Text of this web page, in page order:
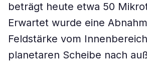
beträgt heute etwa 50
Erwartet wurde eine
Feldstärke vom
planetaren Scheibe nach